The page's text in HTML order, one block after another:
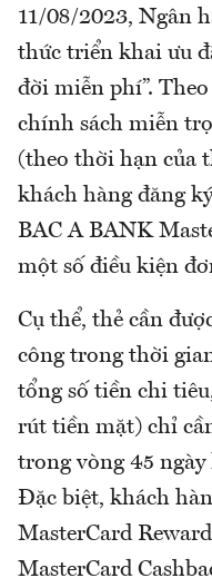
11/08/2023, Ngân
thức triển khai ưu
đời miễn phí”.
chính sách miễn
(theo thời hạn của
khách hàng đăng
BAC A BANK
một số điều kiện
Cụ thể, thẻ cần
công trong thời
tổng số tiền chi
rút tiền mặt) chỉ
trong vòng 45
Đặc biệt, khách
MasterCard
MasterCard